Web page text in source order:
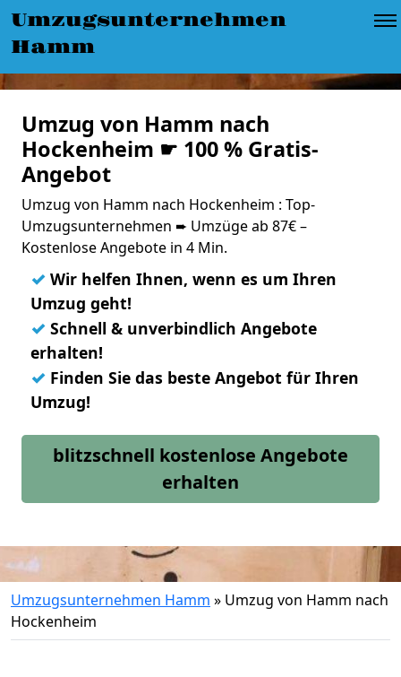
Umzugsunternehmen
Hamm
Umzug von Hamm nach
Hockenheim ☛ 100 % Gratis-
Angebot
Umzug von Hamm nach Hockenheim : Top-
Umzugsunternehmen ➨ Umzüge ab 87€ –
Kostenlose Angebote in 4 Min.
✓ Wir helfen Ihnen, wenn es um Ihren
Umzug geht!
✓ Schnell & unverbindlich Angebote
erhalten!
✓ Finden Sie das beste Angebot für Ihren
Umzug!
blitzschnell kostenlose Angebote
erhalten
Umzugsunternehmen Hamm » Umzug von Hamm nach
Hockenheim